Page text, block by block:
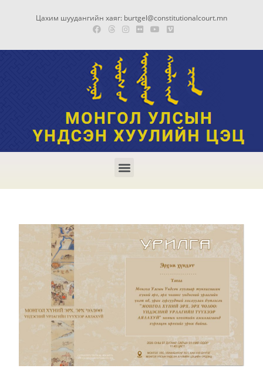
Цахим шуудангийн хаяг: burtgel@constitutionalcourt.mn